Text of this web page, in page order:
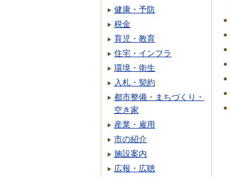
健康・予防
税金
育児・教育
住宅・インフラ
環境・衛生
入札・契約
都市整備・まちづくり・
空き家
産業・雇用
市の紹介
施設案内
広報・広聴